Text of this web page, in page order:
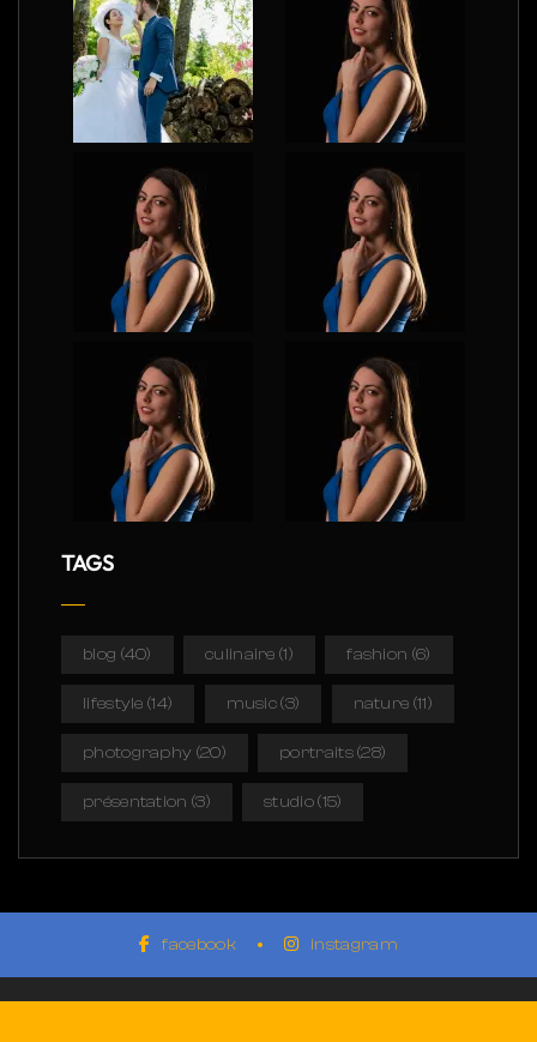
TAGS
blog (40) culinaire (1) fashion (6)
lifestyle (14) music(3) nature (11)
photography (20) portraits(28)
présentation (3) studio(15)
facebook instagram